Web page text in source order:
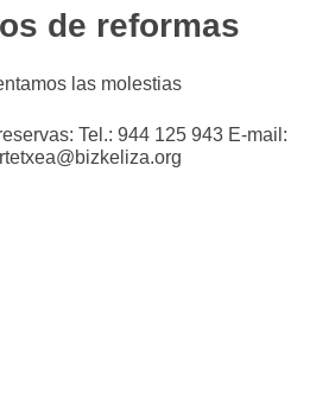
de reformas
las molestias
Tel.: 944 125 943 E-mail: